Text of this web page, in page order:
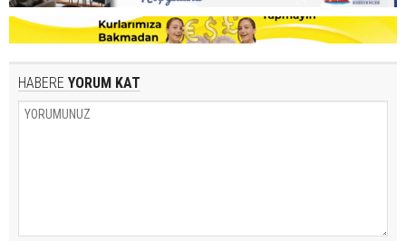
HABERE YORUM KAT